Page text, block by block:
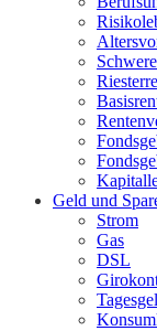
Geld und
Strom
Gas
DSL